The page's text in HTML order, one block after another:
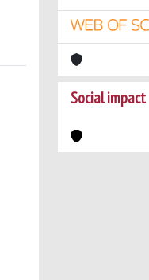
Social impact